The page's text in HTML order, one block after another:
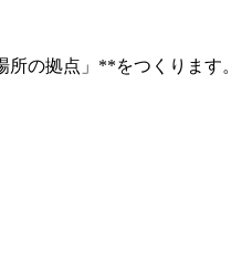
の拠点」 **をつくります。